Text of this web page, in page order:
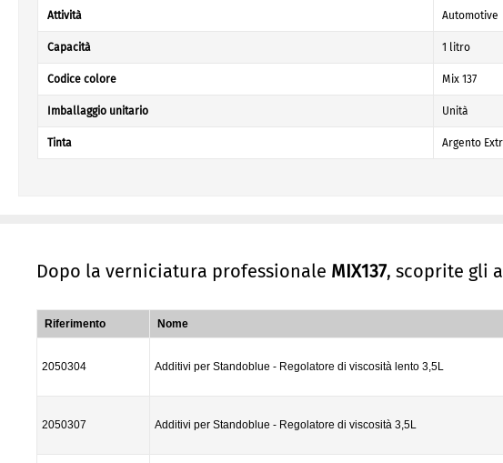
Attività Automotive
Capacità 1 litro
Codice colore Mix 137
Imballaggio unitario Unità
Tinta Argento
Dopo la verniciatura professionale MIX137, scoprite gli
Riferimento Nome
2050304 Additivi per Standoblue - Regolatore di viscosità lento 3,5L
2050307 Additivi per Standoblue - Regolatore di viscosità 3,5L